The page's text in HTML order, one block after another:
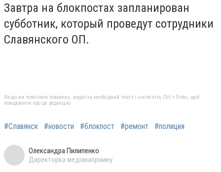
Завтра на блокпостах запланирован
субботник, который проведут сотрудники
Славянского ОП.
Якщо ви помітили помилку, виділіть необхідний текст і натисніть Ctrl + Enter, щоб
повідомити про це редакцію
#Славянск #новости #блокпост #ремонт #полиция
Олександра Пилипенко
Директорка медіанапрямку